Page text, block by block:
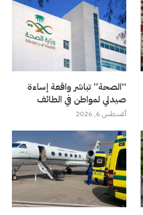
“الصحة” تباشر واقعة إساءة
صيدلي لمواطن في الطائف
أغسطس 6, 2026